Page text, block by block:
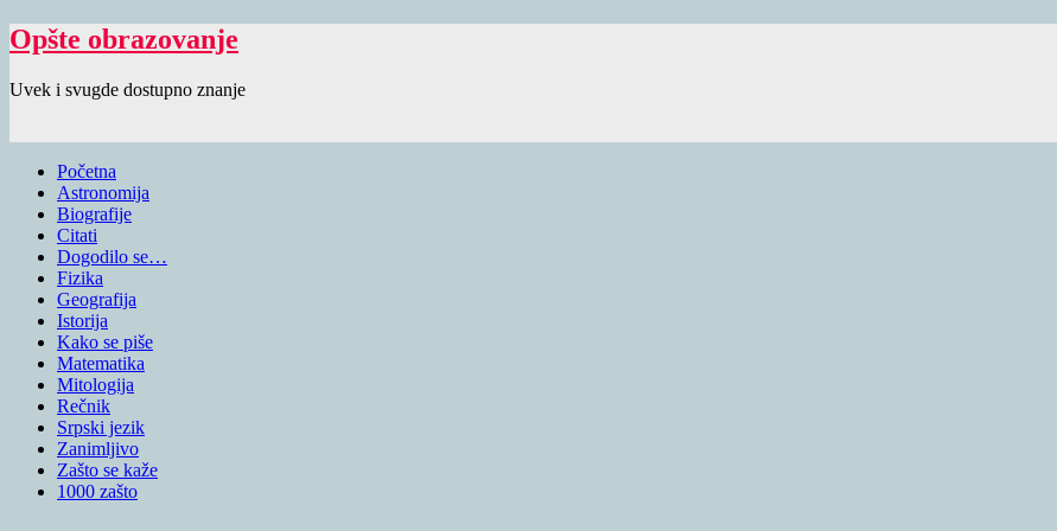
Opšte obrazovanje
Uvek i svugde dostupno znanje
Početna
Astronomija
Biografije
Citati
Dogodilo se…
Fizika
Geografija
Istorija
Kako se piše
Matematika
Mitologija
Rečnik
Srpski jezik
Zanimljivo
Zašto se kaže
1000 zašto